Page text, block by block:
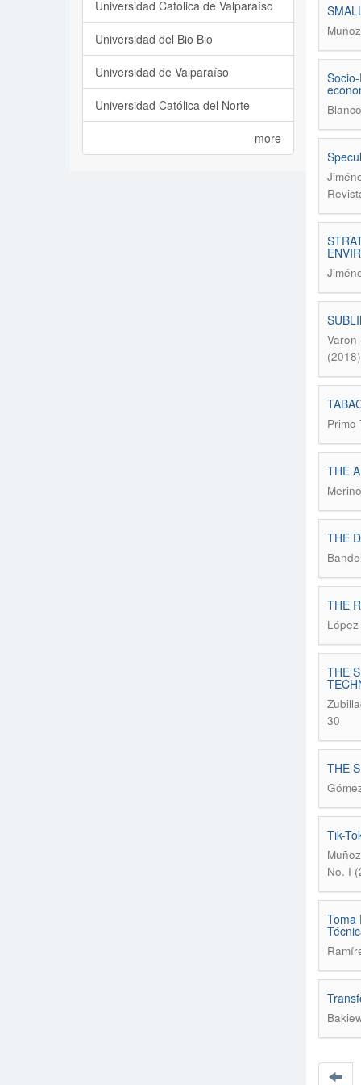
Varon
Primo
THE
THE
THE
THE
30
THE
Tik-
No. I
Toma
Universidad Católica de Valparaíso
Universidad del Bio Bio
Universidad de Valparaíso
Universidad Católica del Norte
more